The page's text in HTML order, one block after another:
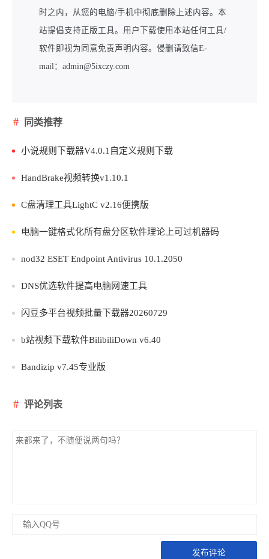
时之内，从您的电脑/手机中彻底删除上述内容。本
站提倡支持正版工具。用户下载使用本站任何工具/
软件即视为同意免责声明内容。侵删请致信E-
mail：admin@5ixczy.com
同类推荐
小说规则下载器V4.0.1自定义规则下载
HandBrake视频转换v1.10.1
C盘清理工具LightC v2.16便携版
电脑一键格式化所有盘分区软件理论上可过机器码
nod32 ESET Endpoint Antivirus 10.1.2050
DNS优选软件提高电脑网速工具
闪豆多平台视频批量下载器20260729
b站视频下载软件BilibiliDown v6.40
Bandizip v7.45专业版
评论列表
发布评论